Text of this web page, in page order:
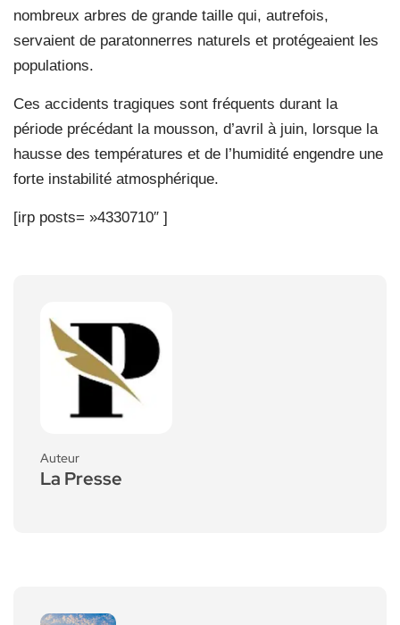
nombreux arbres de grande taille qui, autrefois,
servaient de paratonnerres naturels et protégeaient les
populations.
Ces accidents tragiques sont fréquents durant la
période précédant la mousson, d’avril à juin, lorsque la
hausse des températures et de l’humidité engendre une
forte instabilité atmosphérique.
[irp posts= »4330710″ ]
Auteur
La Presse